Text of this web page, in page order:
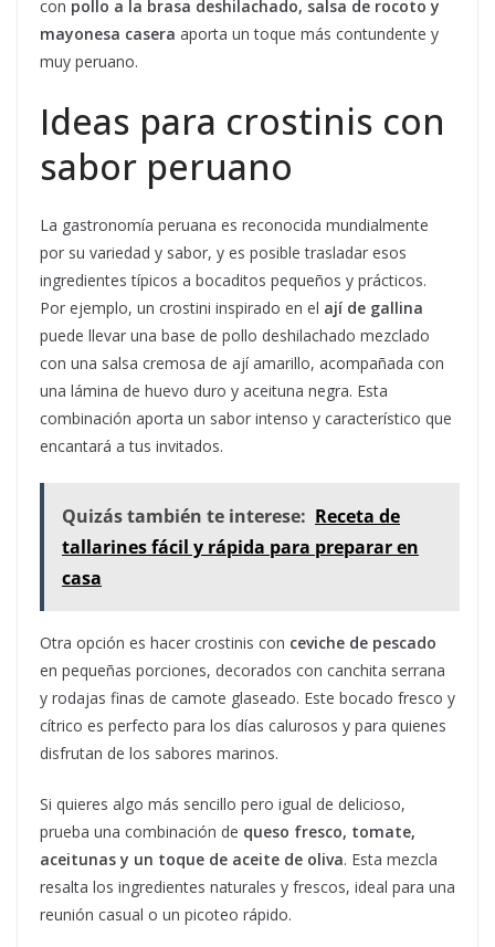
con pollo a la brasa deshilachado, salsa de rocoto y
mayonesa casera aporta un toque más contundente y
muy peruano.
Ideas para crostinis con
sabor peruano
La gastronomía peruana es reconocida mundialmente
por su variedad y sabor, y es posible trasladar esos
ingredientes típicos a bocaditos pequeños y prácticos.
Por ejemplo, un crostini inspirado en el ají de gallina
puede llevar una base de pollo deshilachado mezclado
con una salsa cremosa de ají amarillo, acompañada con
una lámina de huevo duro y aceituna negra. Esta
combinación aporta un sabor intenso y característico que
encantará a tus invitados.
Quizás también te interese: Receta de
tallarines fácil y rápida para preparar en
casa
Otra opción es hacer crostinis con ceviche de pescado
en pequeñas porciones, decorados con canchita serrana
y rodajas finas de camote glaseado. Este bocado fresco y
cítrico es perfecto para los días calurosos y para quienes
disfrutan de los sabores marinos.
Si quieres algo más sencillo pero igual de delicioso,
prueba una combinación de queso fresco, tomate,
aceitunas y un toque de aceite de oliva. Esta mezcla
resalta los ingredientes naturales y frescos, ideal para una
reunión casual o un picoteo rápido.